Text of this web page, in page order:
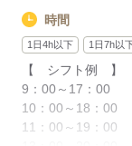
平日のみも有！
時間
1日4h以下 1日7h以
【 シフト例 】
9：00～17：00
10：00～18：00
11：00～19：00